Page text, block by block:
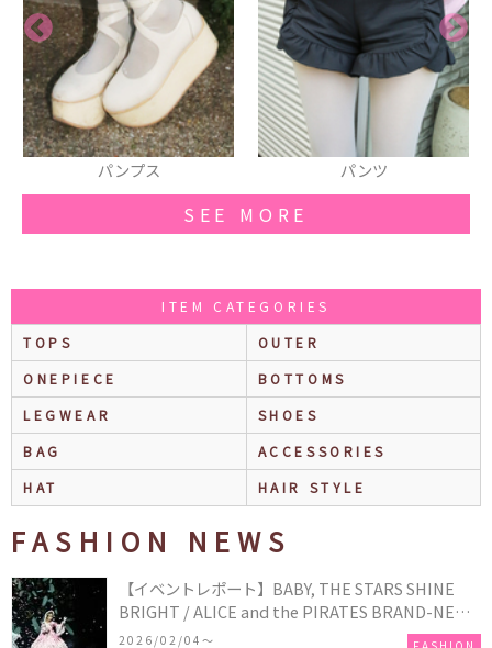
パンツ サンダル
SEE MORE
ITEM CATEGORIES
TOPS
OUTER
ONEPIECE
BOTTOMS
LEGWEAR
SHOES
BAG
ACCESSORIES
HAT
HAIR STYLE
FASHION NEWS
【イベントレポート】BABY, THE STARS SHINE
BRIGHT / ALICE and the PIRATES BRAND-NEW
COLLECTION in TOKYO
2026/02/04〜